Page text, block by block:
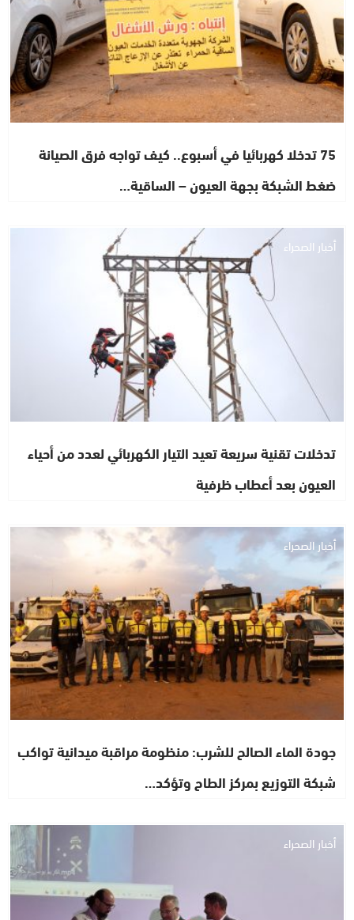
75 تدخلا كهربائيا في أسبوع.. كيف تواجه فرق الصيانة
ضغط الشبكة بجهة العيون – الساقية…
أخبار الصحراء
تدخلات تقنية سريعة تعيد التيار الكهربائي لعدد من أحياء
العيون بعد أعطاب ظرفية
أخبار الصحراء
جودة الماء الصالح للشرب: منظومة مراقبة ميدانية تواكب
شبكة التوزيع بمركز الطاح وتؤكد…
أخبار الصحراء